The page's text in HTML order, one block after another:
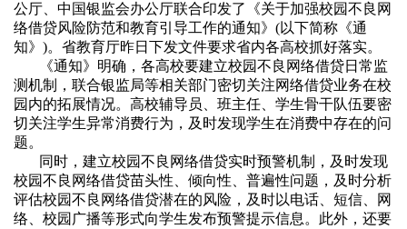
公厅、中国银监会办公厅联合印发了《关于加强校园不良网
络借贷风险防范和教育引导工作的通知》 (以下简称《通
知》 )。省教育厅昨日下发文件要求省内各高校抓好落实。
《通知》明确，各高校要建立校园不良网络借贷日常监
测机制，联合银监局等相关部门密切关注网络借贷业务在校
园内的拓展情况。高校辅导员、班主任、学生骨干队伍要密
切关注学生异常消费行为，及时发现学生在消费中存在的问
题。
同时，建立校园不良网络借贷实时预警机制，及时发现
校园不良网络借贷苗头性、倾向性、普遍性问题，及时分析
评估校园不良网络借贷潜在的风险，及时以电话、短信、网
络、校园广播等形式向学生发布预警提示信息。此外，还要